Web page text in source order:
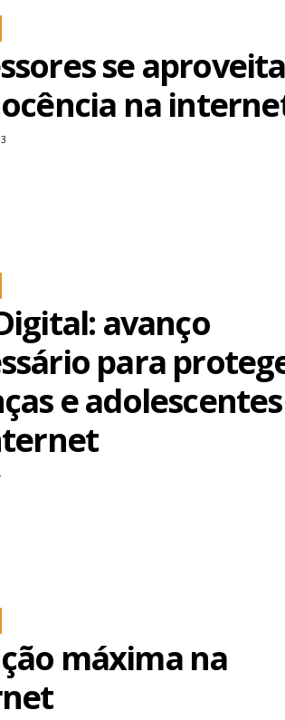
se
na
avanço
para
e adolescentes
máxima na